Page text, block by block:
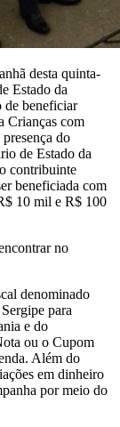
desta quinta-
Estado da
de beneficiar
Crianças com
do
de Estado da
contribuinte
beneficiada com
10 mil e R$ 100
no
denominado
para
e do
ou o Cupom
Além do
em dinheiro
por meio do